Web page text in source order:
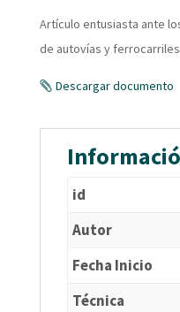
Artículo entusiasta ante
de autovías y ferrocarriles
Descargar documento
id
Autor
Fecha Inicio
Técnica